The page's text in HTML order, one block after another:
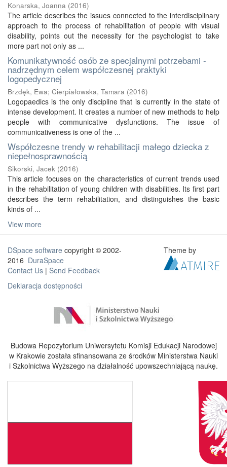
Konarska, Joanna (2016)
The article describes the issues connected to the interdisciplinary
approach to the process of rehabilitation of people with visual
disability, points out the necessity for the psychologist to take
more part not only as ...
Komunikatywność osób ze specjalnymi potrzebami -
nadrzędnym celem współczesnej praktyki
logopedycznej
Brzdęk, Ewa; Cierpiałowska, Tamara (2016)
Logopaedics is the only discipline that is currently in the state of
intense development. It creates a number of new methods to help
people with communicative dysfunctions. The issue of
communicativeness is one of the ...
Współczesne trendy w rehabilitacji małego dziecka z
niepełnosprawnością
Sikorski, Jacek (2016)
This article focuses on the characteristics of current trends used
in the rehabilitation of young children with disabilities. Its first part
describes the term rehabilitation, and distinguishes the basic
kinds of ...
View more
DSpace software copyright © 2002-
2016 DuraSpace
Contact Us | Send Feedback
Deklaracja dostępności
Theme by
Budowa Repozytorium Uniwersytetu Komisji Edukacji Narodowej
w Krakowie została sfinansowana ze środków Ministerstwa Nauki
i Szkolnictwa Wyższego na działalność upowszechniającą naukę.